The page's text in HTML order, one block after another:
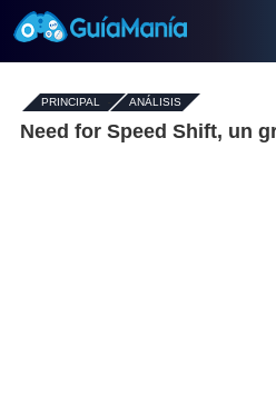
PRINCIPAL - ANÁLISIS
Need for Speed Shift, un